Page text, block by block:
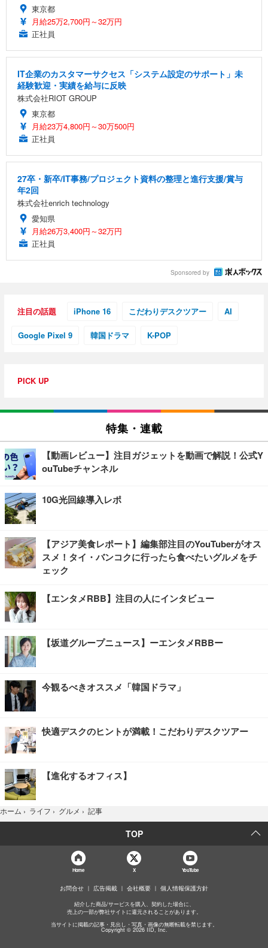
東京都
月給25万2,700円～32万円
正社員
IT企業のカスタマーサクセス「システム設定のサポート」未
経験歓迎・実績を給与に反映
株式会社RIOT GROUP
東京都
月給23万4,800円～30万500円
正社員
27卒・新卒/IT事務/プロジェクト資料の整理と進行支援/賞与
年2回
株式会社enrich technology
愛知県
月給26万3,400円～32万円
正社員
Sponsored by
注目の話題 iPhone 16 こだわりデスクツアー AI
Google Pixel 9 韓国ドラマ K-POP
PICK UP
特集・連載
【動画レビュー】注目ガジェットを動画で解説！公式Y
ouTubeチャンネル
10G光回線導入レポ
【アジア美食レポート】編集部注目のYouTuberがオス
スメ！タイ・バンコクに行ったら食べたいグルメをチ
ェック
【エンタメRBB】注目の人にインタビュー
【坂道グループニュース】ーエンタメRBBー
今観るべきオススメ「韓国ドラマ」
快適デスクのヒントが満載！こだわりデスクツアー
【進化するオフィス】
ホーム › ライフ › グルメ › 記事
TOP
Home X YouTube
お問合せ 広告掲載 会社概要 個人情報保護方針
紹介した商品/サービスを購入、契約した場合に、
売上の一部が弊社サイトに還元されることがあります。
当サイトに掲載の記事・見出し・写真・画像の無断転載を禁じます。
Copyright © 2026 IID, Inc.